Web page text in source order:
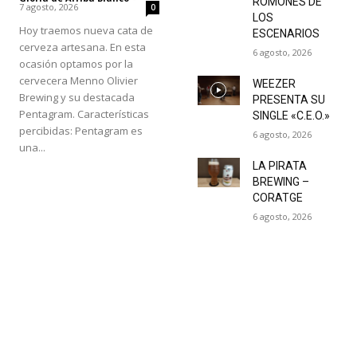
7 agosto, 2026 0
Hoy traemos nueva cata de
cerveza artesana. En esta
ocasión optamos por la
cervecera Menno Olivier
Brewing y su destacada
Pentagram. Características
percibidas: Pentagram es
una...
LOS
ESCENARIOS
6 agosto, 2026
WEEZER
PRESENTA SU
SINGLE «C.E.O.»
6 agosto, 2026
LA PIRATA
BREWING –
CORATGE
6 agosto, 2026